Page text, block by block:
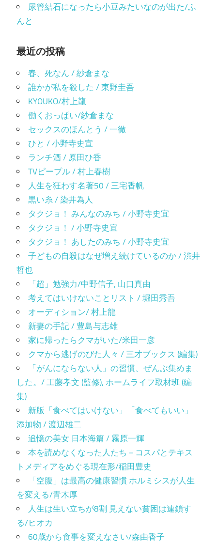
尿管結石になったら小豆みたいなのが出た/ふ
んと
最近の投稿
春、死なん / 紗倉まな
誰かが私を殺した / 東野圭吾
KYOUKO/村上龍
働くおっぱい/紗倉まな
セックスのほんとう / 一徹
ひと / 小野寺史宣
ランチ酒 / 原田ひ香
TVピープル / 村上春樹
人生を狂わす名著50 / 三宅香帆
黒い糸 / 染井為人
タクジョ！ みんなのみち / 小野寺史宜
タクジョ！ / 小野寺史宜
タクジョ！ あしたのみち / 小野寺史宜
子どもの自殺はなぜ増え続けているのか / 渋井
哲也
「超」勉強力/中野信子, 山口真由
考えてはいけないことリスト / 堀田秀吾
オーディション/ 村上龍
新妻の手記 / 豊島与志雄
家に帰ったらクマがいた/米田一彦
クマから逃げのびた人々 / 三才ブックス (編集)
「がんにならない人」の習慣、ぜんぶ集めま
した。/ 工藤孝文 (監修), ホームライフ取材班 (編
集)
新版「食べてはいけない」「食べてもいい」
添加物 / 渡辺雄二
追憶の美女 日本海篇 / 霧原一輝
本を読めなくなった人たち－コスパとテキス
トメディアをめぐる現在形/稲田豊史
「空腹」は最高の健康習慣 ホルミシスが人生
を変える/青木厚
人生は生い立ちが8割 見えない貧困は連鎖す
る/ヒオカ
60歳から食事を変えなさい/森由香子